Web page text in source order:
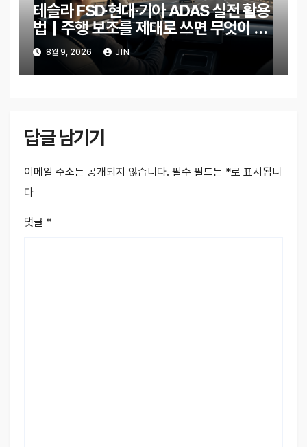
테슬라 FSD·현대·기아 ADAS 실전 활용
법｜주행 보조를 제대로 쓰면 무엇이 달
라질까?
8월 9, 2026 JIN
답글 남기기
이메일 주소는 공개되지 않습니다. 필수 필드는 *로 표시됩니
다
댓글 *